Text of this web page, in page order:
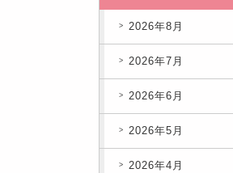
2026年8月
2026年7月
2026年6月
2026年5月
2026年4月